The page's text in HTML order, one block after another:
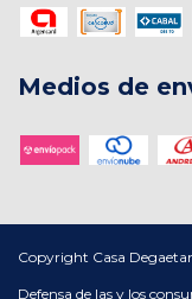
Medios de
Copyright Casa
Defensa de las y los